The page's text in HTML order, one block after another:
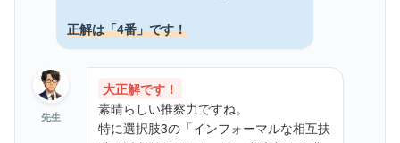
正解は「4番」です！
先生
大正解です！
素晴らしい推察力ですね。
特に選択肢3の「インフォーマルな相互扶